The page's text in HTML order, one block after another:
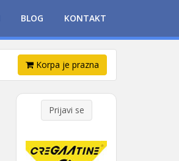
BLOG KONTAKT
Korpa je prazna
Prijavi se